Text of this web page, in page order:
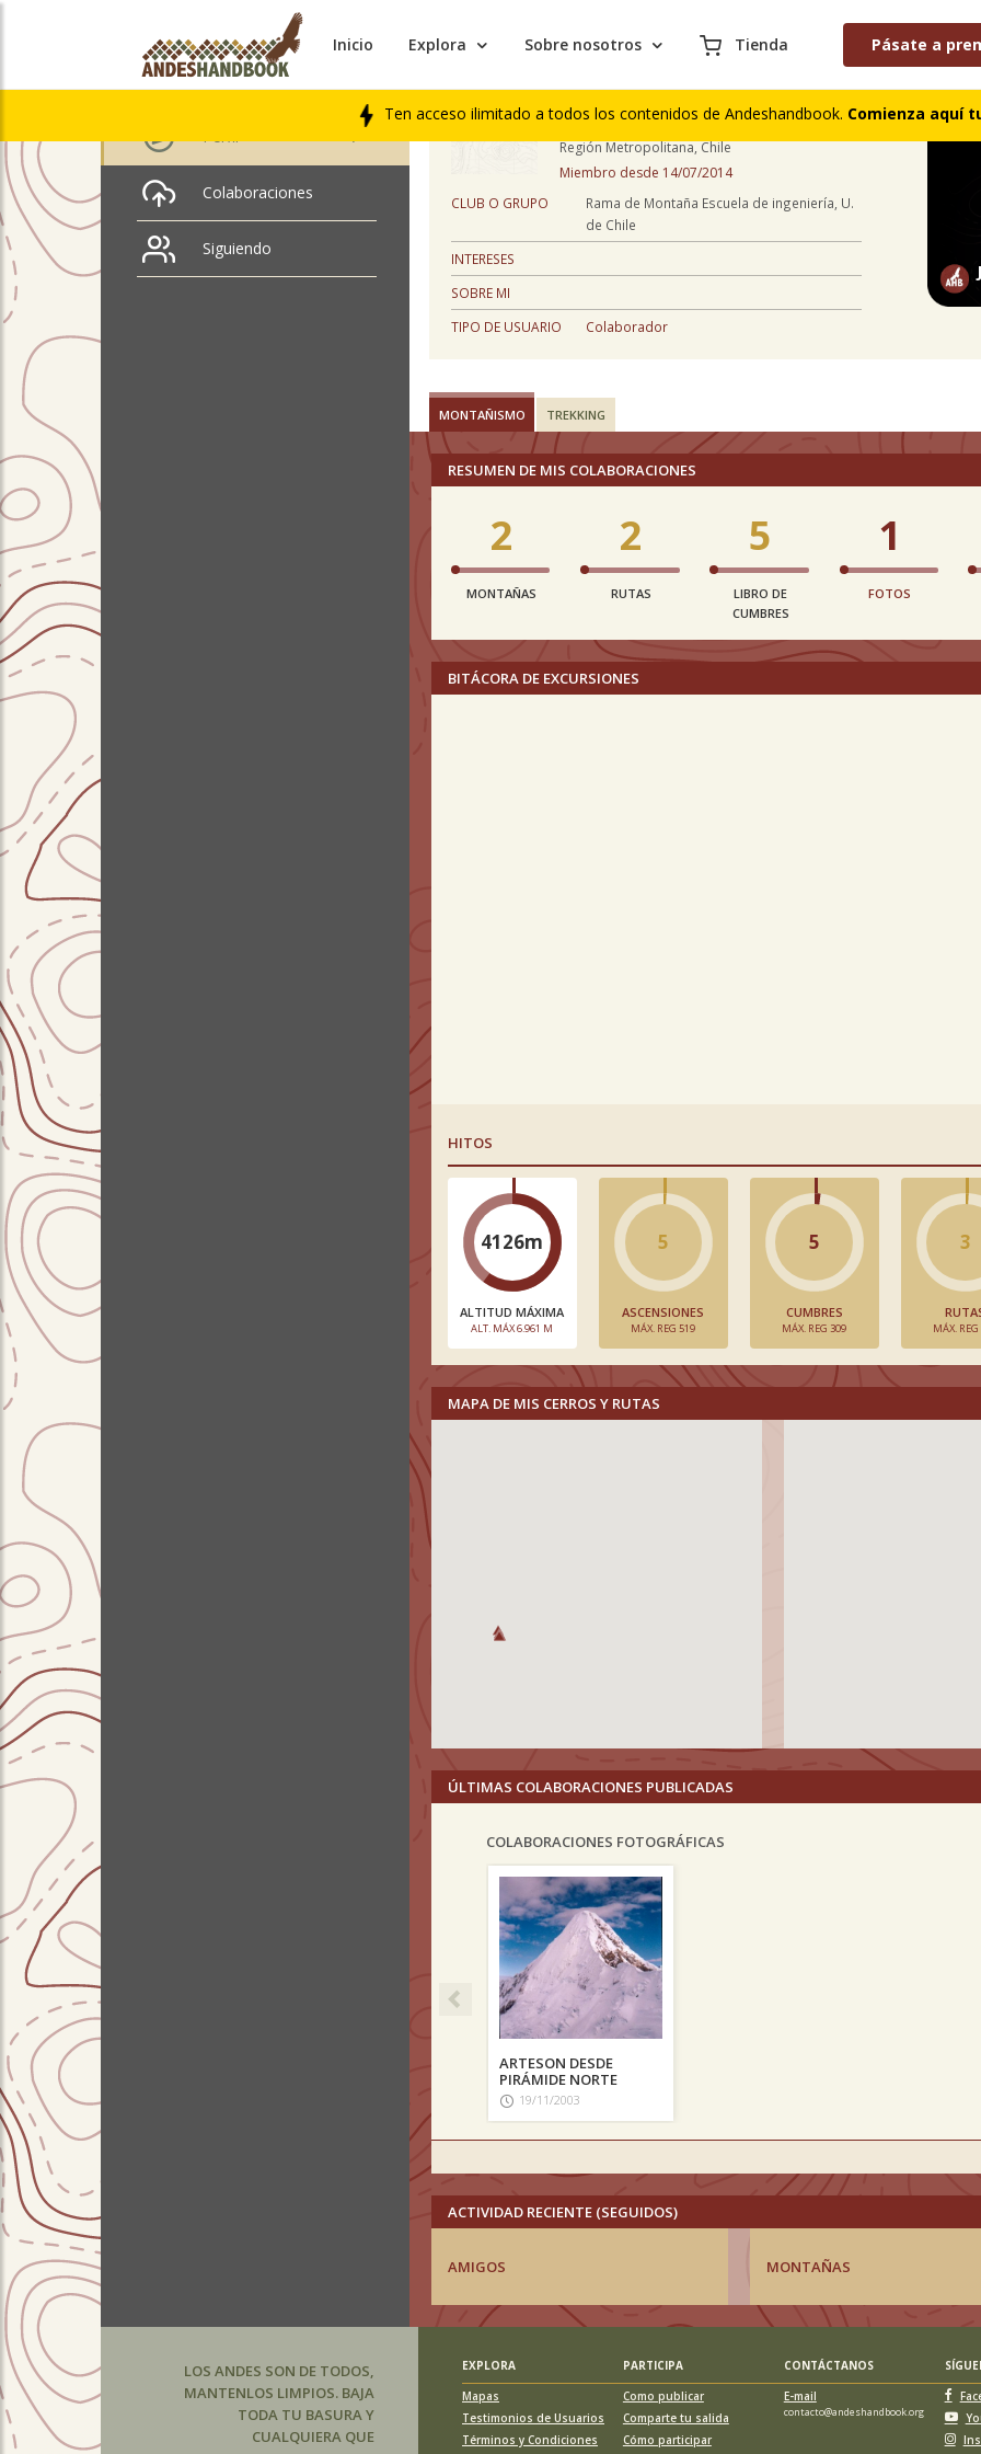
Inicio Explora Sobre nosotros Tienda Pásate a
Ten acceso ilimitado a todos los contenidos de Andeshandbook. Comienza aquí
José Piquer
Perfil
Colaboraciones
Siguiendo
PERFIL
47 años
Región Metropolitana, Chile
Miembro desde 14/07/2014
CLUB O GRUPO
Rama de Montaña Escuela de ingeniería, U.
de Chile
INTERESES
SOBRE MI
TIPO DE USUARIO
Colaborador
MONTAÑISMO TREKKING
RESUMEN DE MIS COLABORACIONES
2
MONTAÑAS
2
RUTAS
5
LIBRO DE
CUMBRES
1
FOTOS
BITÁCORA DE EXCURSIONES
HITOS
4126m
ALTITUD MÁXIMA
ALT. MÁX 6.961 M
5
ASCENSIONES
MÁX. REG 519
5
CUMBRES
MÁX. REG 309
3
MÁX.
MAPA DE MIS CERROS Y RUTAS
ÚLTIMAS COLABORACIONES PUBLICADAS
COLABORACIONES FOTOGRÁFICAS
ARTESON DESDE
PIRÁMIDE NORTE
19/11/2003
Previous
ACTIVIDAD RECIENTE (SEGUIDOS)
AMIGOS MONTAÑAS
LOS ANDES SON DE TODOS,
MANTENLOS LIMPIOS. BAJA
TODA TU BASURA Y
CUALQUIERA QUE
EXPLORA PARTICIPA CONTÁCTANOS
Mapas
Testimonios de Usuarios
Términos y Condiciones
Como publicar
Comparte tu salida
Cómo participar
E-mail
contacto@andeshandbook.org